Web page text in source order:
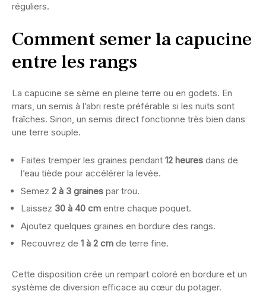
réguliers.
Comment semer la capucine
entre les rangs
La capucine se sème en pleine terre ou en godets. En
mars, un semis à l’abri reste préférable si les nuits sont
fraîches. Sinon, un semis direct fonctionne très bien dans
une terre souple.
Faites tremper les graines pendant 12 heures dans de
l’eau tiède pour accélérer la levée.
Semez 2 à 3 graines par trou.
Laissez 30 à 40 cm entre chaque poquet.
Ajoutez quelques graines en bordure des rangs.
Recouvrez de 1 à 2 cm de terre fine.
Cette disposition crée un rempart coloré en bordure et un
système de diversion efficace au cœur du potager.